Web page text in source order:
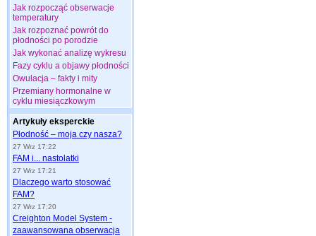
Jak rozpocząć obserwacje
temperatury
Jak rozpoznać powrót do
płodności po porodzie
Jak wykonać analizę wykresu
Fazy cyklu a objawy płodności
Owulacja – fakty i mity
Przemiany hormonalne w
cyklu miesiączkowym
Artykuły eksperckie
Płodność – moja czy nasza?
27 Wrz 17:22
FAM i... nastolatki
27 Wrz 17:21
Dlaczego warto stosować
FAM?
27 Wrz 17:20
Creighton Model System -
zaawansowana obserwacja